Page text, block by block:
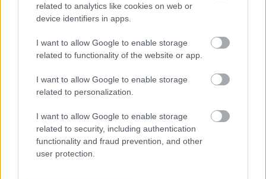
related to analytics like cookies on web or
device identifiers in apps.
I want to allow Google to enable storage
related to functionality of the website or app.
I want to allow Google to enable storage
related to personalization.
I want to allow Google to enable storage
related to security, including authentication
functionality and fraud prevention, and other
user protection.